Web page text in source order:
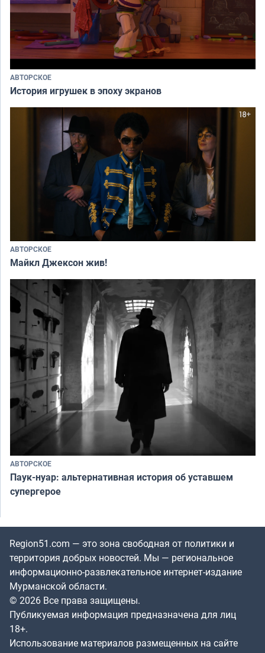
АВТОРСКОЕ
История игрушек в эпоху экранов
АВТОРСКОЕ
Майкл Джексон жив!
АВТОРСКОЕ
Паук-нуар: альтернативная история об уставшем
супергерое
Region51.com — это зона свободная от политики и
территория добрых новостей. Мы — региональное
информационно-развлекательное интернет-издание
Мурманской области.
© 2026 Все права защищены.
Публикуемая информация предназначена для лиц
18+.
Использование материалов размещенных на сайте